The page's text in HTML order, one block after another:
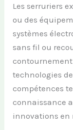
Les serruriers
ou des
systèmes
sans fil ou
technologies
compétences
connaissance
innovations en